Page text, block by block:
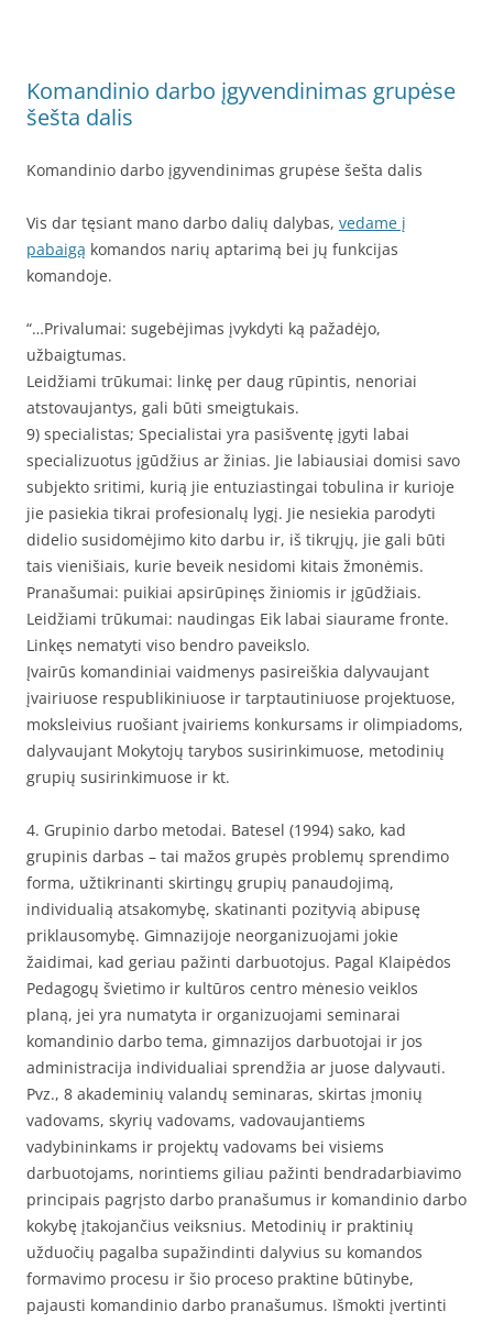
Komandinio darbo įgyvendinimas grupėse
šešta dalis
Komandinio darbo įgyvendinimas grupėse šešta dalis
Vis dar tęsiant mano darbo dalių dalybas, vedame į
pabaigą komandos narių aptarimą bei jų funkcijas
komandoje.
“…Privalumai: sugebėjimas įvykdyti ką pažadėjo,
užbaigtumas.
Leidžiami trūkumai: linkę per daug rūpintis, nenoriai
atstovaujantys, gali būti smeigtukais.
9) specialistas; Specialistai yra pasišventę įgyti labai
specializuotus įgūdžius ar žinias. Jie labiausiai domisi savo
subjekto sritimi, kurią jie entuziastingai tobulina ir kurioje
jie pasiekia tikrai profesionalų lygį. Jie nesiekia parodyti
didelio susidomėjimo kito darbu ir, iš tikrųjų, jie gali būti
tais vienišiais, kurie beveik nesidomi kitais žmonėmis.
Pranašumai: puikiai apsirūpinęs žiniomis ir įgūdžiais.
Leidžiami trūkumai: naudingas Eik labai siaurame fronte.
Linkęs nematyti viso bendro paveikslo.
Įvairūs komandiniai vaidmenys pasireiškia dalyvaujant
įvairiuose respublikiniuose ir tarptautiniuose projektuose,
moksleivius ruošiant įvairiems konkursams ir olimpiadoms,
dalyvaujant Mokytojų tarybos susirinkimuose, metodinių
grupių susirinkimuose ir kt.
4. Grupinio darbo metodai. Batesel (1994) sako, kad
grupinis darbas – tai mažos grupės problemų sprendimo
forma, užtikrinanti skirtingų grupių panaudojimą,
individualią atsakomybę, skatinanti pozityvią abipusę
priklausomybę. Gimnazijoje neorganizuojami jokie
žaidimai, kad geriau pažinti darbuotojus. Pagal Klaipėdos
Pedagogų švietimo ir kultūros centro mėnesio veiklos
planą, jei yra numatyta ir organizuojami seminarai
komandinio darbo tema, gimnazijos darbuotojai ir jos
administracija individualiai sprendžia ar juose dalyvauti.
Pvz., 8 akademinių valandų seminaras, skirtas įmonių
vadovams, skyrių vadovams, vadovaujantiems
vadybininkams ir projektų vadovams bei visiems
darbuotojams, norintiems giliau pažinti bendradarbiavimo
principais pagrįsto darbo pranašumus ir komandinio darbo
kokybę įtakojančius veiksnius. Metodinių ir praktinių
užduočių pagalba supažindinti dalyvius su komandos
formavimo procesu ir šio proceso praktine būtinybe,
pajausti komandinio darbo pranašumus. Išmokti įvertinti